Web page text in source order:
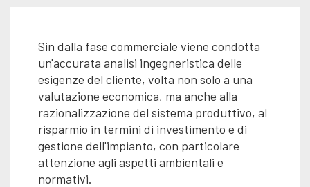
Sin dalla fase commerciale viene condotta
un'accurata analisi ingegneristica delle
esigenze del cliente, volta non solo a una
valutazione economica, ma anche alla
razionalizzazione del sistema produttivo, al
risparmio in termini di investimento e di
gestione dell'impianto, con particolare
attenzione agli aspetti ambientali e
normativi.